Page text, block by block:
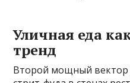
Уличная еда
тренд
Второй мощный вектор